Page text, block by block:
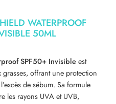
WATERPROOF
50ML
SPF50+ Invisibleest
offrant une protection
de sébum. Sa formule
les rayons UVA et UVB,